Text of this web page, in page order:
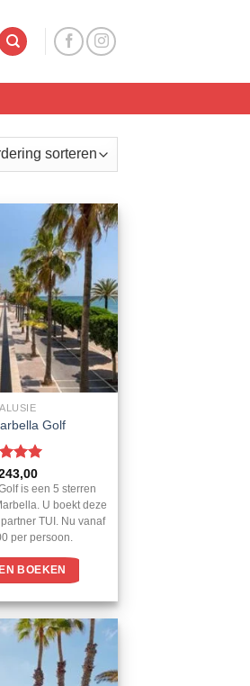
Golf
5
is een 5 sterren
U boekt deze
TUI. Nu vanaf
per persoon.
BOEKEN